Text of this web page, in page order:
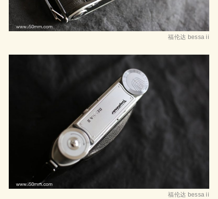
福伦达 bessa ii
福伦达 bessa ii